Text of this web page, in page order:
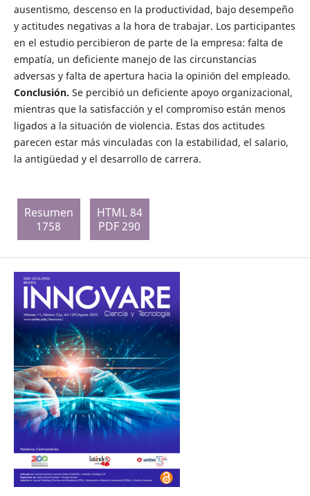
ausentismo, descenso en la productividad, bajo desempeño
y actitudes negativas a la hora de trabajar. Los participantes
en el estudio percibieron de parte de la empresa: falta de
empatía, un deficiente manejo de las circunstancias
adversas y falta de apertura hacia la opinión del empleado.
Conclusión. Se percibió un deficiente apoyo organizacional,
mientras que la satisfacción y el compromiso están menos
ligados a la situación de violencia. Estas dos actitudes
parecen estar más vinculadas con la estabilidad, el salario,
la antigüedad y el desarrollo de carrera.
Resumen
1758
HTML 84
PDF 290